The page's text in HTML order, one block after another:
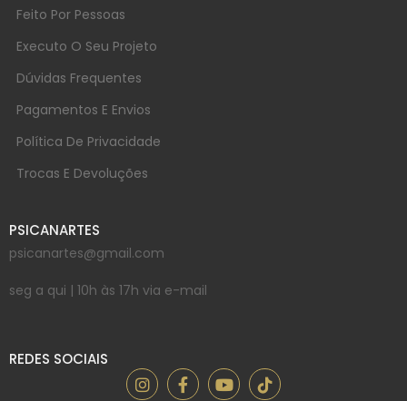
Feito Por Pessoas
Executo O Seu Projeto
Dúvidas Frequentes
Pagamentos E Envios
Política De Privacidade
Trocas E Devoluções
PSICANARTES
psicanartes@gmail.com
seg a qui | 10h às 17h via e-mail
REDES SOCIAIS